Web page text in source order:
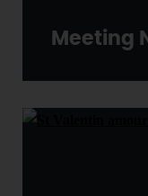
Meeting